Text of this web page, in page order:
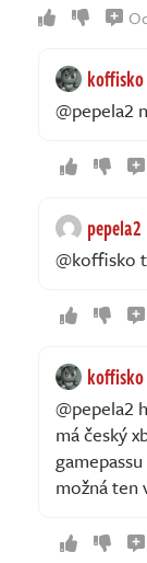
koffisko
@pepela2
pepela2
@koffisko
koffisko
@pepela2
má český
možná ten